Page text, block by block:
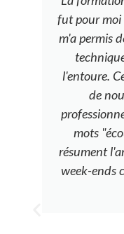
fut pour moi
m'a permis
l'entoure.
de
mots
résument
week-ends